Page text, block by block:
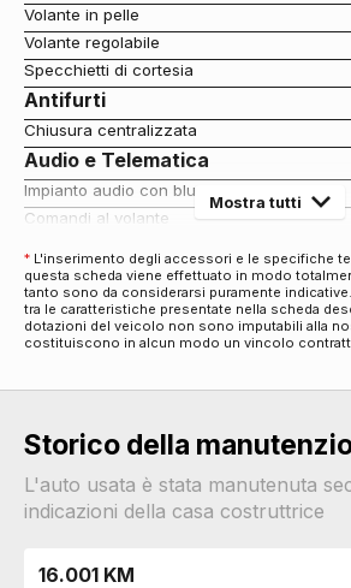
Volante in pelle
Volante regolabile
Specchietti di cortesia
Antifurti
Chiusura centralizzata
Audio e Telematica
Impianto audio con bluetooth
Comandi al volante
Cerchi
Cerchi in lega da 15
Eco
Start & stop
Paraurti in tinta
Specchietti retrovisori elettrici
Specchietti retrovisori in tinta
Barre sul tetto
Mostra tutti
* L'inserimento degli accessori e le specifiche
questa scheda viene effettuato in modo
tanto sono da considerarsi puramente
tra le caratteristiche presentate nella scheda
dotazioni del veicolo non sono imputabili alla
costituiscono in alcun modo un vincolo
Storico della
L'auto usata è stata manutenuta
indicazioni della casa costruttrice
16.001 KM